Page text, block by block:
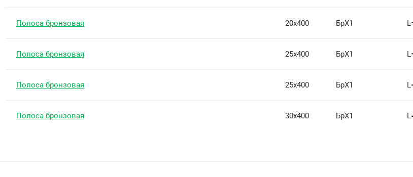
Полоса бронзовая 20х400 БрХ1
Полоса бронзовая 25х400 БрХ1
Полоса бронзовая 25х400 БрХ1
Полоса бронзовая 30х400 БрХ1